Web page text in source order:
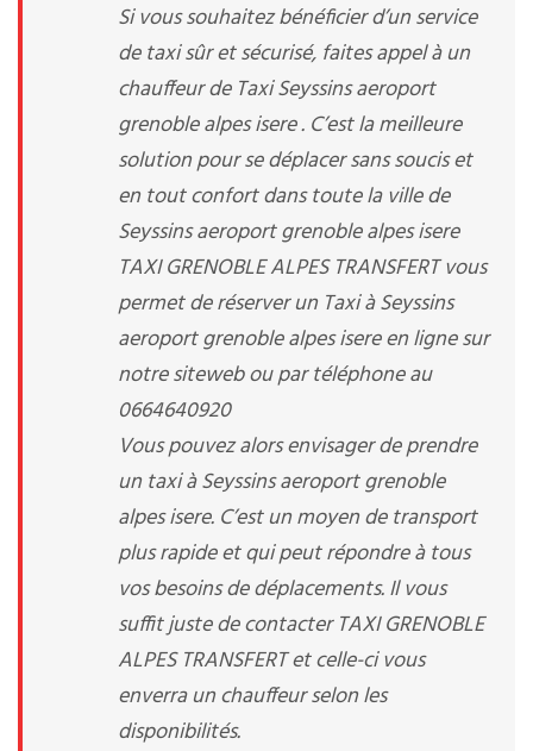
Si vous souhaitez bénéficier d’un service
de taxi sûr et sécurisé, faites appel à un
chauffeur de Taxi Seyssins aeroport
grenoble alpes isere . C’est la meilleure
solution pour se déplacer sans soucis et
en tout confort dans toute la ville de
Seyssins aeroport grenoble alpes isere
TAXI GRENOBLE ALPES TRANSFERT vous
permet de réserver un Taxi à Seyssins
aeroport grenoble alpes isere en ligne sur
notre siteweb ou par téléphone au
0664640920
Vous pouvez alors envisager de prendre
un taxi à Seyssins aeroport grenoble
alpes isere. C’est un moyen de transport
plus rapide et qui peut répondre à tous
vos besoins de déplacements. Il vous
suffit juste de contacter TAXI GRENOBLE
ALPES TRANSFERT et celle-ci vous
enverra un chauffeur selon les
disponibilités.